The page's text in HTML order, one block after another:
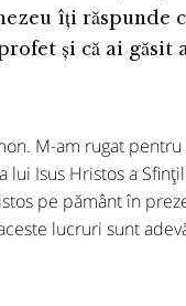
îți răspunde
și că ai găsit
M-am rugat pentru
lui Isus Hristos a
pe pământ în
lucruri sunt